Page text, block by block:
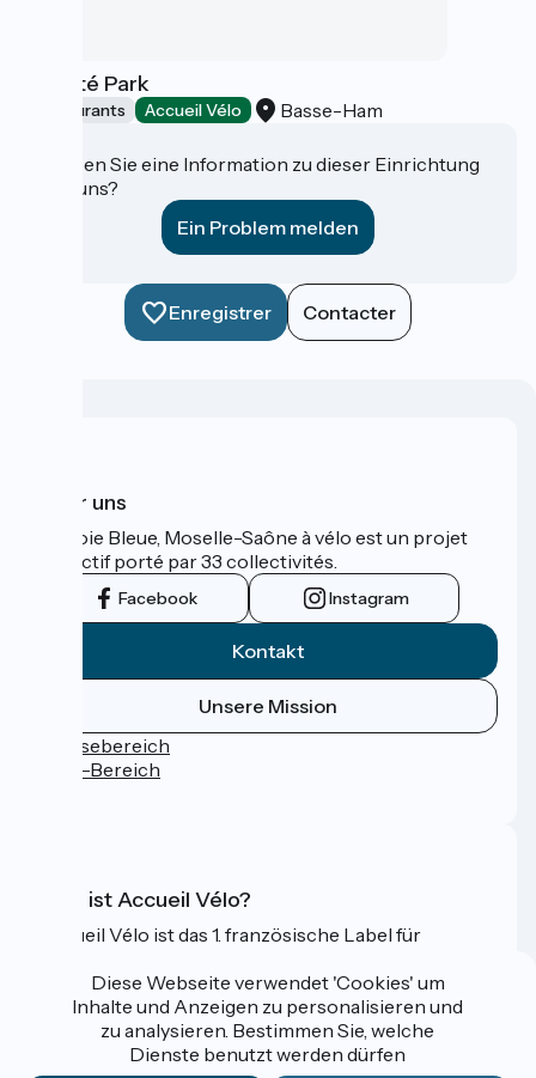
Le Côté Park
Restaurants Accueil Vélo Basse-Ham
Haben Sie eine Information zu dieser Einrichtung
für uns?
Ein Problem melden
Enregistrer Contacter
Über uns
La Voie Bleue, Moselle-Saône à vélo est un projet
collectif porté par 33 collectivités.
Facebook Instagram
Kontakt
Unsere Mission
Pressebereich
Profi-Bereich
Was ist Accueil Vélo?
Accueil Vélo ist das 1. französische Label für
Mehr erfahren
Gefördert im Rahmen von Destination France
Diese Webseite verwendet 'Cookies' um
Inhalte und Anzeigen zu personalisieren und
zu analysieren. Bestimmen Sie, welche
Dienste benutzt werden dürfen